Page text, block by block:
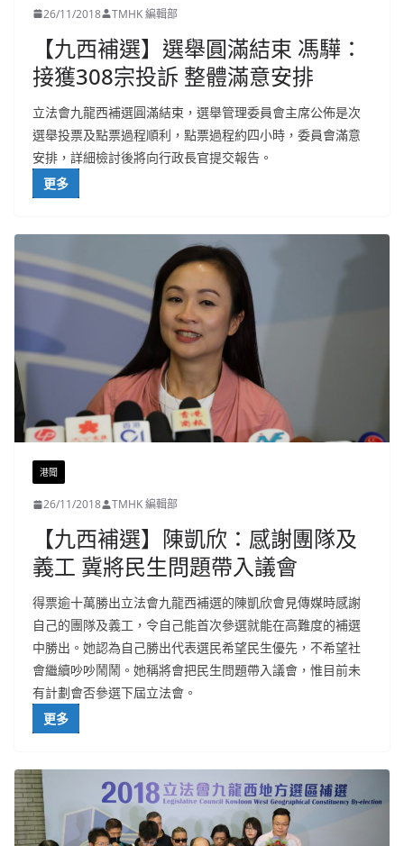
26/11/2018 TMHK 編輯部
【九西補選】選舉圓滿結束 馮驊：
接獲308宗投訴 整體滿意安排
立法會九龍西補選圓滿結束，選舉管理委員會主席公佈是次
選舉投票及點票過程順利，點票過程約四小時，委員會滿意
安排，詳細檢討後將向行政長官提交報告。
更多
港聞
26/11/2018 TMHK 編輯部
【九西補選】陳凱欣：感謝團隊及
義工 冀將民生問題帶入議會
得票逾十萬勝出立法會九龍西補選的陳凱欣會見傳媒時感謝
自己的團隊及義工，令自己能首次參選就能在高難度的補選
中勝出。她認為自己勝出代表選民希望民生優先，不希望社
會繼續吵吵鬧鬧。她稱將會把民生問題帶入議會，惟目前未
有計劃會否參選下屆立法會。
更多